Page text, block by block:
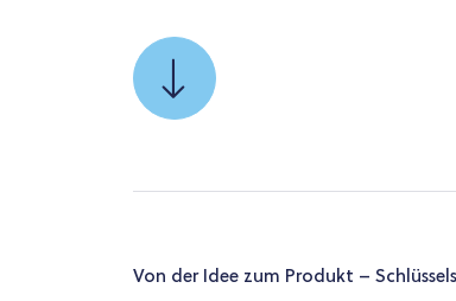
SCROLLEN
SIE
Von der Idee zum Produkt –